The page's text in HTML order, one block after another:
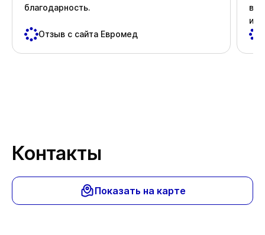
благодарность.
Отзыв с сайта Евромед
и
Контакты
Показать на карте